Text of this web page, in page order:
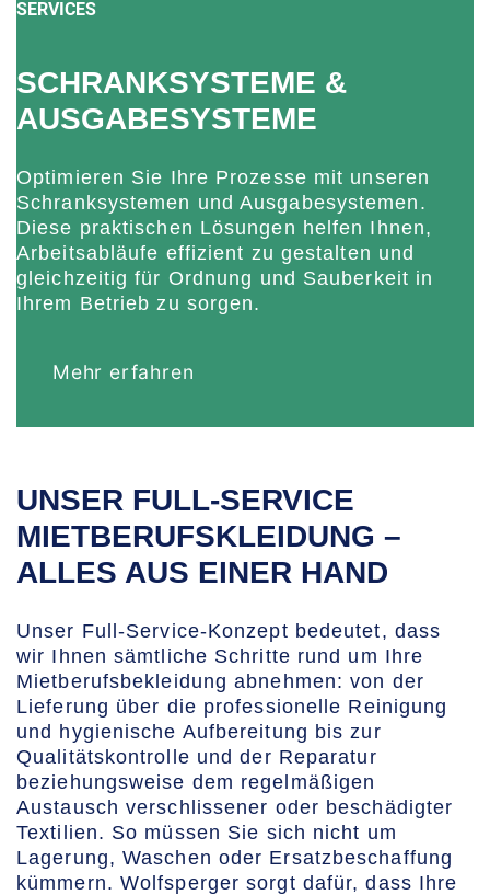
SERVICES
SCHRANKSYSTEME &
AUSGABESYSTEME
Optimieren Sie Ihre Prozesse mit unseren
Schranksystemen und Ausgabesystemen.
Diese praktischen Lösungen helfen Ihnen,
Arbeitsabläufe effizient zu gestalten und
gleichzeitig für Ordnung und Sauberkeit in
Ihrem Betrieb zu sorgen.
Mehr erfahren
UNSER FULL-SERVICE
MIETBERUFSKLEIDUNG –
ALLES AUS EINER HAND
Unser Full-Service-Konzept bedeutet, dass
wir Ihnen sämtliche Schritte rund um Ihre
Mietberufsbekleidung abnehmen: von der
Lieferung über die professionelle Reinigung
und hygienische Aufbereitung bis zur
Qualitätskontrolle und der Reparatur
beziehungsweise dem regelmäßigen
Austausch verschlissener oder beschädigter
Textilien. So müssen Sie sich nicht um
Lagerung, Waschen oder Ersatzbeschaffung
kümmern. Wolfsperger sorgt dafür, dass Ihre